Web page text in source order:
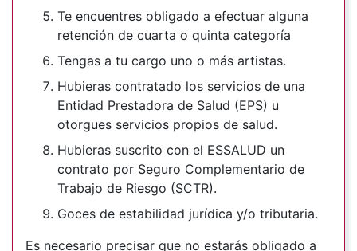
Te encuentres obligado a efectuar alguna
retención de cuarta o quinta categoría
Tengas a tu cargo uno o más artistas.
Hubieras contratado los servicios de una
Entidad Prestadora de Salud (EPS) u
otorgues servicios propios de salud.
Hubieras suscrito con el ESSALUD un
contrato por Seguro Complementario de
Trabajo de Riesgo (SCTR).
Goces de estabilidad jurídica y/o tributaria.
Es necesario precisar que no estarás obligado a